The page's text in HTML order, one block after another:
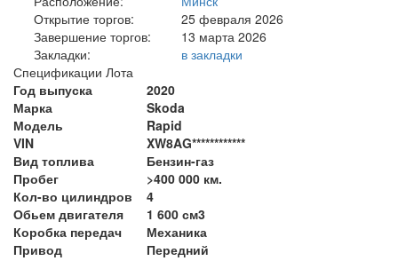
Открытие торгов:
25 февраля 2026
Завершение торгов:
13 марта 2026
Закладки:
в закладки
Спецификации Лота
Год выпуска
2020
Марка
Skoda
Модель
Rapid
VIN
XW8AG************
Вид топлива
Бензин-газ
Пробег
>400 000 км.
Кол-во цилиндров
4
Обьем двигателя
1 600 см3
Коробка передач
Механика
Привод
Передний